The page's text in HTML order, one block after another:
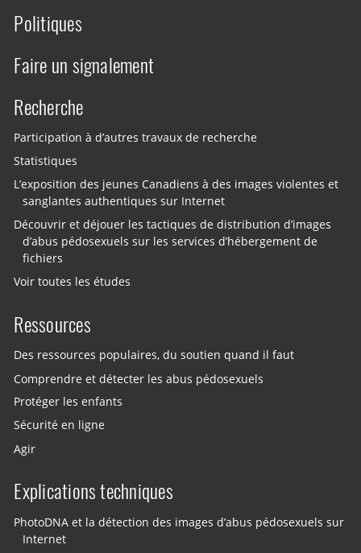
Politiques
Faire un signalement
Recherche
Participation à d’autres travaux de recherche
Statistiques
L’exposition des jeunes Canadiens à des images violentes et
sanglantes authentiques sur Internet
Découvrir et déjouer les tactiques de distribution d’images
d’abus pédosexuels sur les services d’hébergement de
fichiers
Voir toutes les études
Ressources
Des ressources populaires, du soutien quand il faut
Comprendre et détecter les abus pédosexuels
Protéger les enfants
Sécurité en ligne
Agir
Explications techniques
PhotoDNA et la détection des images d’abus pédosexuels sur
Internet